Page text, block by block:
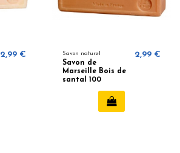
2,99 € Savon naturel
Savon de
Marseille Bois de
santal 100
2,99 €